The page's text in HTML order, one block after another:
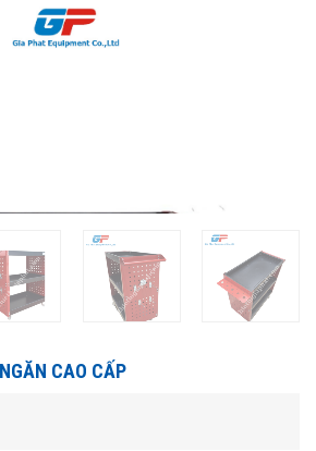
Trang chủ / Tủ Đồ Nghề
CAO CẤP